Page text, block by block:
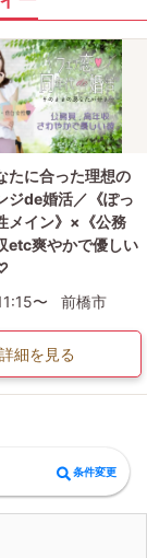
たに合った理想の
ジde婚活／《ぽっ
メイン》×《公務
etc爽やかで優しい
〜 前橋市
詳細を見る
条件変更